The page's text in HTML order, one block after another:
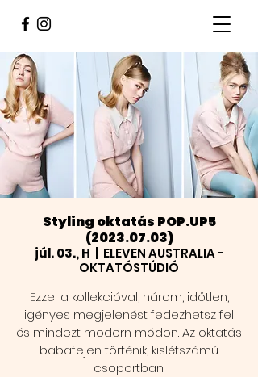
Styling oktatás POP.UP5
(2023.07.03)
júl. 03., H
ELEVEN AUSTRALIA -
OKTATÓSTÚDIÓ
Ezzel a kollekcióval, három, időtlen,
igényes megjelenést fedezhetsz fel
és mindezt modern módon. Az oktatás
babafejen történik, kislétszámú
csoportban.